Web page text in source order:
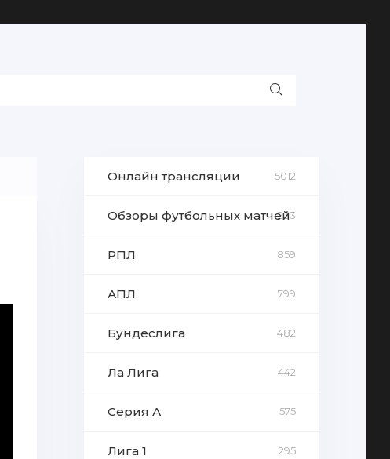
Онлайн трансляции 5012
Обзоры футбольных матчей
233
РПЛ 859
АПЛ 799
Бундеслига 482
Ла Лига 442
Серия А 575
Лига 1 295